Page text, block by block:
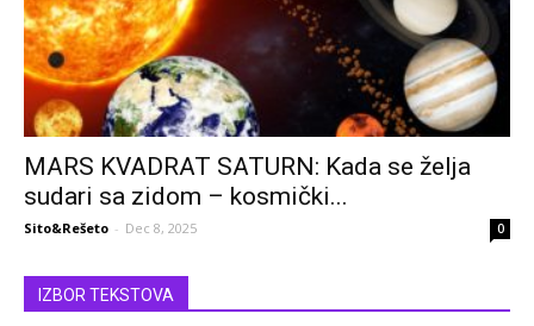
MARS KVADRAT SATURN: Kada se želja
sudari sa zidom – kosmički...
Sito&Rešeto - Dec 8, 2025 0
IZBOR TEKSTOVA